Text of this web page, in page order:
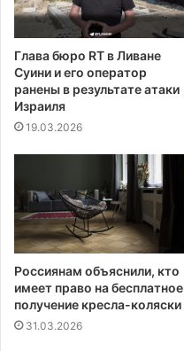
Глава бюро RT в Ливане
Суини и его оператор
ранены в результате атаки
Израиля
19.03.2026
Россиянам объяснили, кто
имеет право на бесплатное
получение кресла-коляски
31.03.2026